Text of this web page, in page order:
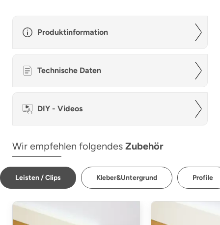
Produktinformation
Technische Daten
DIY - Videos
Wir empfehlen folgendes Zubehör
Leisten / Clips Kleber&Untergrund Profile